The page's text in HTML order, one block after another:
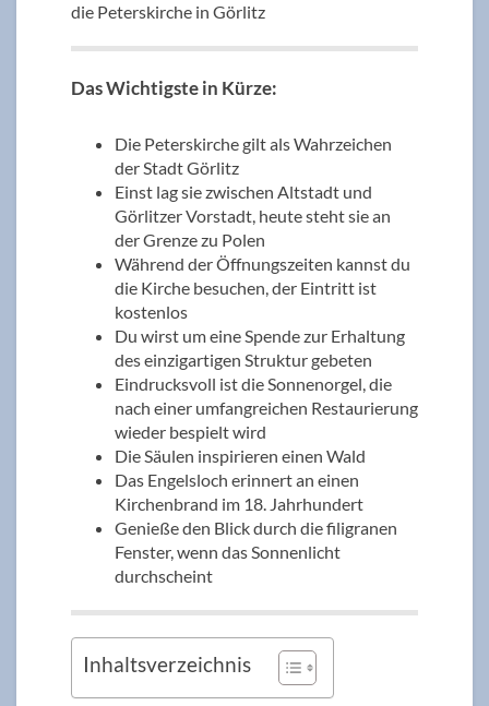
die Peterskirche in Görlitz
Das Wichtigste in Kürze:
Die Peterskirche gilt als Wahrzeichen
der Stadt Görlitz
Einst lag sie zwischen Altstadt und
Görlitzer Vorstadt, heute steht sie an
der Grenze zu Polen
Während der Öffnungszeiten kannst du
die Kirche besuchen, der Eintritt ist
kostenlos
Du wirst um eine Spende zur Erhaltung
des einzigartigen Struktur gebeten
Eindrucksvoll ist die Sonnenorgel, die
nach einer umfangreichen Restaurierung
wieder bespielt wird
Die Säulen inspirieren einen Wald
Das Engelsloch erinnert an einen
Kirchenbrand im 18. Jahrhundert
Genieße den Blick durch die filigranen
Fenster, wenn das Sonnenlicht
durchscheint
Inhaltsverzeichnis